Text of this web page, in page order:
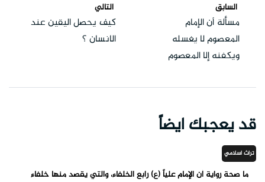
السابق
مسألة أن الإمام
المعصوم لا يغسله
ويكفنه إلا المعصوم
التالي
كيف يحصل اليقين عند
الانسان ؟
قد يعجبك ايضاً
تراث اسلامي
ما صحة رواية أن الإمام علياً (ع) رابع الخلفاء، والتي يقصد منها خلفاء